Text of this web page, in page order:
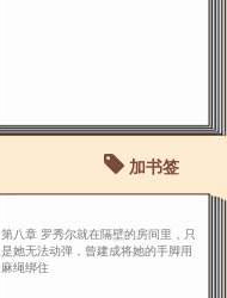
加书签
第八章 罗秀尔就在隔壁的房间里，只
是她无法动弹，曾建成将她的手脚用
麻绳绑住